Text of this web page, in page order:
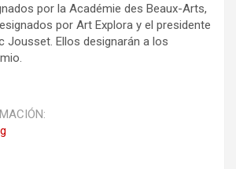
por la Académie des Beaux-Arts,
por Art Explora y el presidente
Jousset. Ellos designarán a los